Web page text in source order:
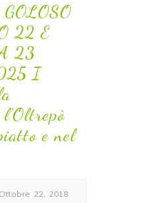
22 E
23
I
e nel
Ottobre 22, 2018